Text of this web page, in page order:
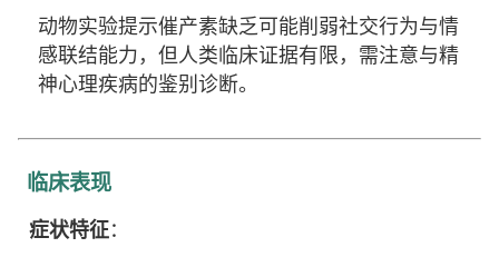
动物实验提示催产素缺乏可能削弱社交行为与情
感联结能力，但人类临床证据有限，需注意与精
神心理疾病的鉴别诊断。
临床表现
症状特征：